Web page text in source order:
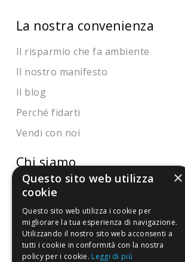
La nostra convenienza
Il risparmio che fa ambiente
Il nostro manifesto
Il blog
Perché fidarti
Vendi con noi
Chi siamo
Chi Siamo
Sostegno e riconoscimenti
Servizio clienti
×
Questo sito web utilizza
cookie
Questo sito web utilizza i cookie per
migliorare la tua esperienza di navigazione.
Utilizzando il nostro sito web acconsenti a
tutti i cookie in conformità con la nostra
policy per i cookie. Leggi di più